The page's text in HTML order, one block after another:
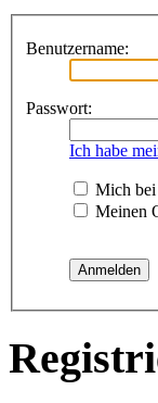
Benutzername:
Passwort:
Ich habe
Mich bei
Meinen